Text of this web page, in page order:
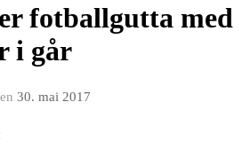
fotballgutta med
i går
30. mai 2017